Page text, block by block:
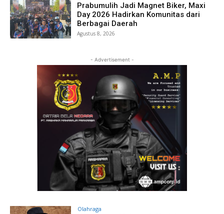
Prabumulih Jadi Magnet Biker, Maxi
Day 2026 Hadirkan Komunitas dari
Berbagai Daerah
Agustus 8, 2026
- Advertisement -
Olahraga